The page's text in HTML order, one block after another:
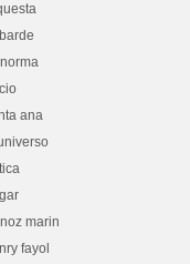
ana
marin
fayol